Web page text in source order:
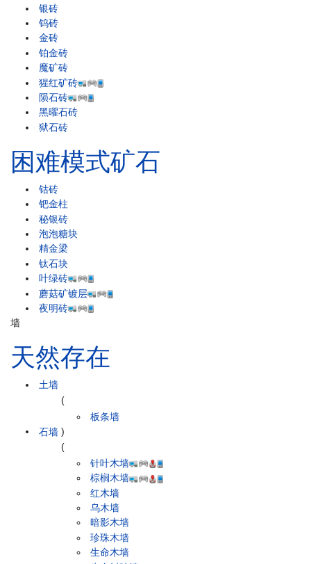
银砖
钨砖
金砖
铂金砖
魔矿砖
猩红矿砖
陨石砖
黑曜石砖
狱石砖
困难模式矿石
钴砖
钯金柱
秘银砖
泡泡糖块
精金梁
钛石块
叶绿砖
蘑菇矿镀层
夜明砖
墙
天然存在
土墙
石墙
(
板条墙
)
(
针叶木墙
棕榈木墙
红木墙
乌木墙
暗影木墙
珍珠木墙
生命木墙